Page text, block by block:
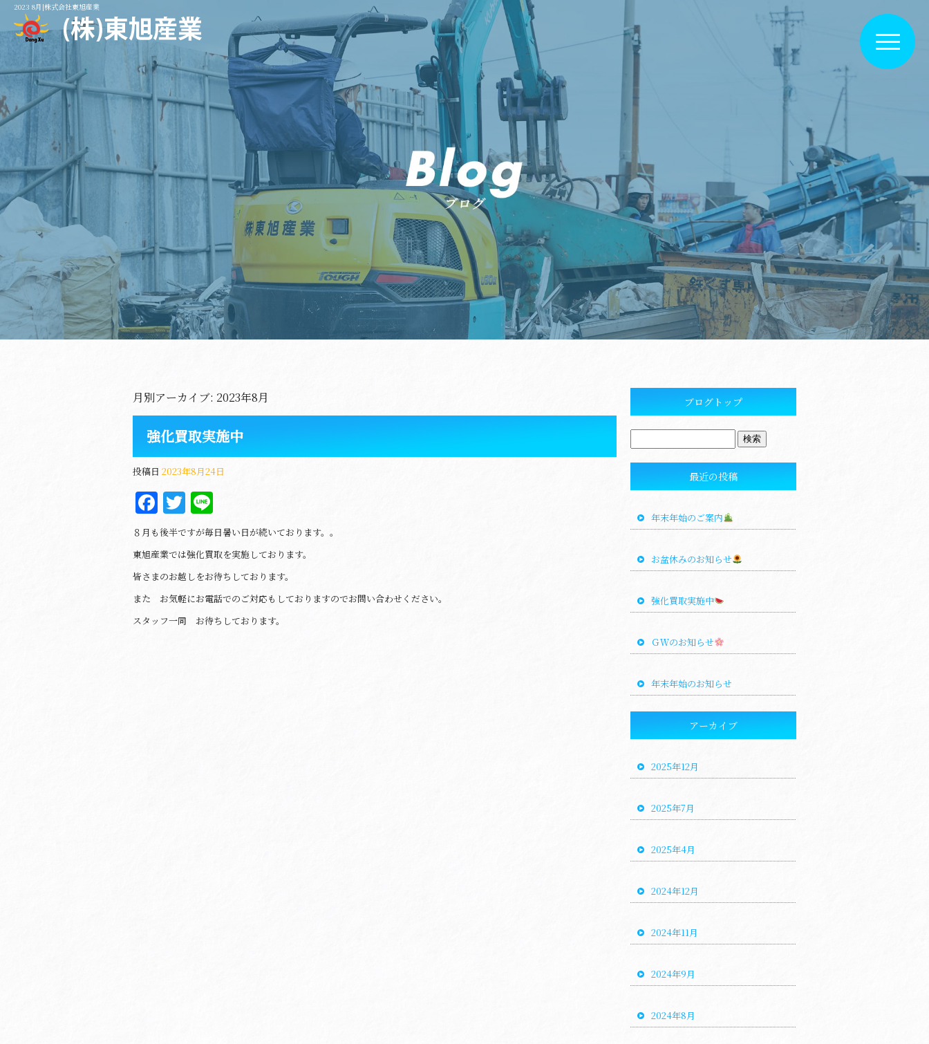
2023 8月|株式会社東旭産業
月別アーカイブ: 2023年8月
強化買取実施中
投稿日 2023年8月24日
Facebook
Twitter
８月も後半ですが毎日暑い日が続いております。。
東旭産業では強化買取を実施しております。
皆さまのお越しをお待ちしております。
また お気軽にお電話でのご対応もしておりますのでお問い合わせください。
スタッフ一同 お待ちしております。
ブログトップ
最近の投稿
年末年始のご案内
お盆休みのお知らせ
強化買取実施中
ＧＷのお知らせ
年末年始のお知らせ
アーカイブ
2025年12月
2025年7月
2025年4月
2024年12月
2024年11月
2024年9月
2024年8月